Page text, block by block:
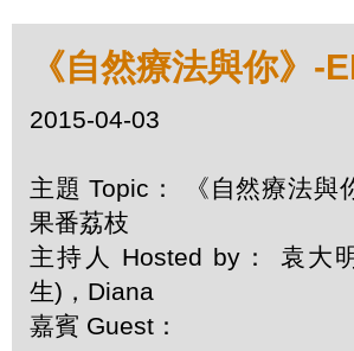
《自然療法與你》-
2015-04-03
主題 Topic： 《自然療法與
果番荔枝
主持人 Hosted by： 袁大
生)，Diana
嘉賓 Guest：